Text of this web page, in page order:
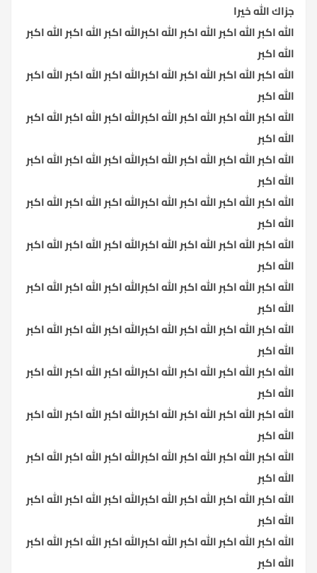
جزاك الله خيرا
الله اكبر الله اكبر الله اكبر الله اكبرالله اكبر الله اكبر الله اكبر
الله اكبر
الله اكبر الله اكبر الله اكبر الله اكبرالله اكبر الله اكبر الله اكبر
الله اكبر
الله اكبر الله اكبر الله اكبر الله اكبرالله اكبر الله اكبر الله اكبر
الله اكبر
الله اكبر الله اكبر الله اكبر الله اكبرالله اكبر الله اكبر الله اكبر
الله اكبر
الله اكبر الله اكبر الله اكبر الله اكبرالله اكبر الله اكبر الله اكبر
الله اكبر
الله اكبر الله اكبر الله اكبر الله اكبرالله اكبر الله اكبر الله اكبر
الله اكبر
الله اكبر الله اكبر الله اكبر الله اكبرالله اكبر الله اكبر الله اكبر
الله اكبر
الله اكبر الله اكبر الله اكبر الله اكبرالله اكبر الله اكبر الله اكبر
الله اكبر
الله اكبر الله اكبر الله اكبر الله اكبرالله اكبر الله اكبر الله اكبر
الله اكبر
الله اكبر الله اكبر الله اكبر الله اكبرالله اكبر الله اكبر الله اكبر
الله اكبر
الله اكبر الله اكبر الله اكبر الله اكبرالله اكبر الله اكبر الله اكبر
الله اكبر
الله اكبر الله اكبر الله اكبر الله اكبرالله اكبر الله اكبر الله اكبر
الله اكبر
الله اكبر الله اكبر الله اكبر الله اكبرالله اكبر الله اكبر الله اكبر
الله اكبر